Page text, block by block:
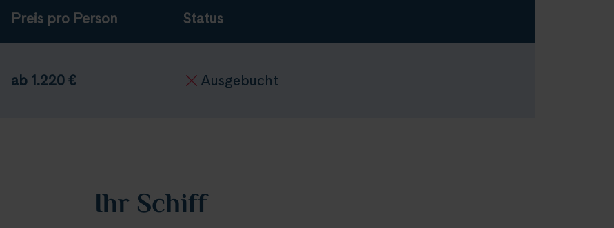
Preis pro Person Status
ab 1.220 € Ausgebucht
Ihr Schiff